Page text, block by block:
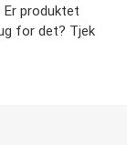
Er produktet
for det? Tjek